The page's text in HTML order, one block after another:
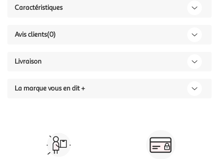
Caractéristiques
Avis clients(0)
Livraison
La marque vous en dit +